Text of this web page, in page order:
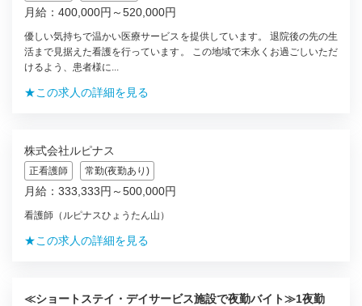
月給：400,000円～520,000円
優しい気持ちで温かい医療サービスを提供しています。 退院後の先の生
活まで見据えた看護を行っています。 この地域で末永くお過ごしいただ
けるよう、患者様に...
★この求人の詳細を見る
株式会社ルピナス
正看護師 常勤(夜勤あり)
月給：333,333円～500,000円
看護師（ルピナスひょうたん山）
★この求人の詳細を見る
≪ショートステイ・デイサービス施設で夜勤バイト≫1夜勤